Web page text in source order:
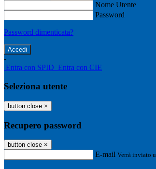
Nome Utente
Password
Password dimenticata?
-
Entra con SPID Entra con CIE
Seleziona utente
button close ×
Recupero password
button close ×
E-mail Verrà inviato